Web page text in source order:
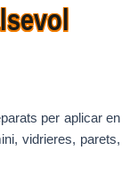
per aplicar en
vidrieres, parets,